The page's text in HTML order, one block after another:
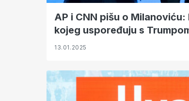
AP i CNN pišu o
kojeg uspoređuju s
13.01.2025